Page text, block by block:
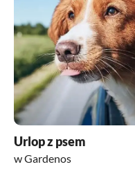
Urlop z psem
w Gardenos